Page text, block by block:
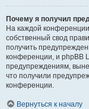
Почему я получил
На каждой
собственный свод
получить
конференции, и phpBB
предупреждениям,
что получили
конференции.
Вернуться к началу